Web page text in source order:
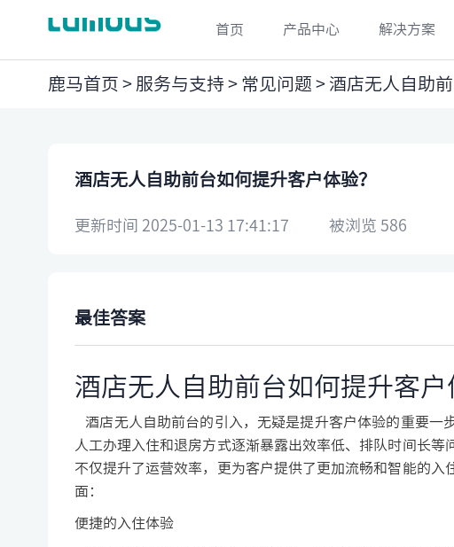
首页 产品中心 解决方案
鹿马首页 > 服务与支持 > 常见问题 > 酒店无人自助
酒店无人自助前台如何提升客户体验？
更新时间 2025-01-13 17:41:17 被浏览 586
最佳答案
酒店无人自助前台如何提升客户
酒店无人自助前台的引入，无疑是提升客户体验的重要一
人工办理入住和退房方式逐渐暴露出效率低、排队时间长等
不仅提升了运营效率，更为客户提供了更加流畅和智能的
面：
便捷的入住体验